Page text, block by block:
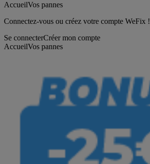
AccueilVos pannes
Connectez-vous ou créez votre compte WeFix !
Se connecterCréer mon compte
AccueilVos pannes